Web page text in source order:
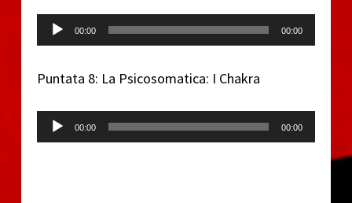
Audio Player
00:00 00:00
Puntata 8: La Psicosomatica: I Chakra
Audio Player
00:00 00:00